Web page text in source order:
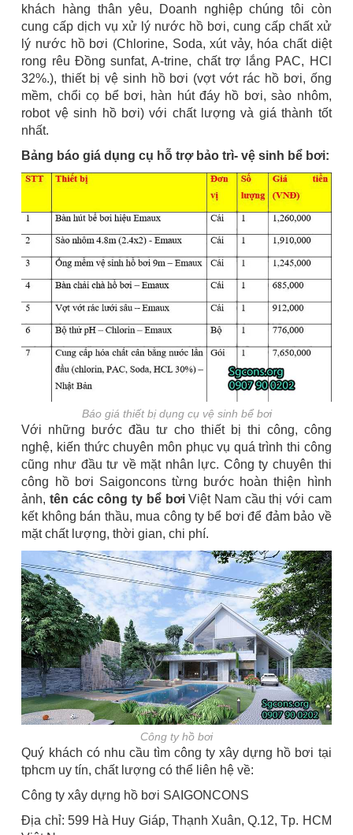
khách hàng thân yêu, Doanh nghiệp chúng tôi còn
cung cấp dịch vụ xử lý nước hồ bơi, cung cấp chất xử
lý nước hồ bơi (Chlorine, Soda, xút vảy, hóa chất diệt
rong rêu Đồng sunfat, A-trine, chất trợ lắng PAC, HCl
32%.), thiết bị vệ sinh hồ bơi (vợt vớt rác hồ bơi, ống
mềm, chổi cọ bể bơi, hàn hút đáy hồ bơi, sào nhôm,
robot vệ sinh hồ bơi) với chất lượng và giá thành tốt
nhất.
Bảng báo giá dụng cụ hỗ trợ bảo trì- vệ sinh bể bơi:
Báo giá thiết bị dụng cụ vệ sinh bể bơi
Với những bước đầu tư cho thiết bị thi công, công
nghệ, kiến thức chuyên môn phục vụ quá trình thi công
cũng như đầu tư về mặt nhân lực. Công ty chuyên thi
công hồ bơi Saigoncons từng bước hoàn thiện hình
ảnh,tên các công ty bể bơiViệt Nam cầu thị với cam
kết không bán thầu, mua công ty bể bơi để đảm bảo về
mặt chất lượng, thời gian, chi phí.
Công ty hồ bơi
Quý khách có nhu cầu tìm công ty xây dựng hồ bơi tại
tphcm uy tín, chất lượng có thể liên hệ về:
Công ty xây dựng hồ bơi SAIGONCONS
Địa chỉ: 599 Hà Huy Giáp, Thạnh Xuân, Q.12, Tp. HCM